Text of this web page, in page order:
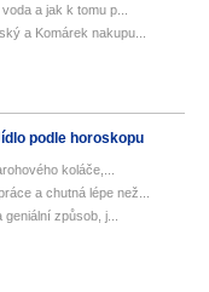
a jak k tomu p...
a Komárek nakupu...
podle horoskopu
koláče,...
a chutná lépe než...
způsob, j...